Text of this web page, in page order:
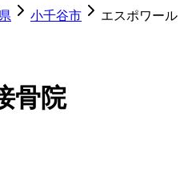
小千谷市
エスポワール
骨院